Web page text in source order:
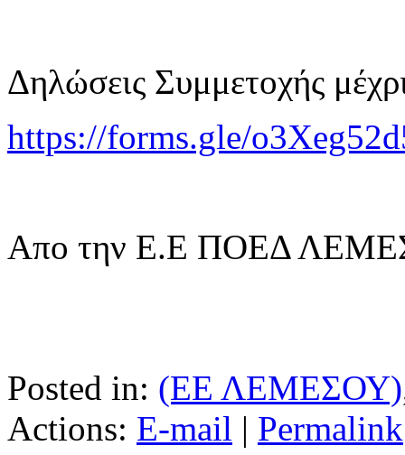
Δηλώσεις Συμμετοχής
https://forms.gle/
Απο την Ε.Ε ΠΟΕΔ
Posted in: (ΕΕ ΛΕΜΕΣΟΥ)
Actions: E-mail | Permalink